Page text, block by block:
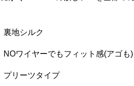
裏地シルク
NOワイヤーでもフィット感(アゴも)
プリーツタイプ